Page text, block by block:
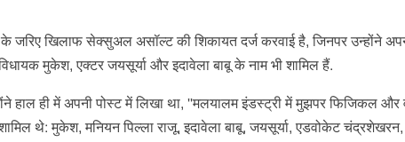
जरिए खिलाफ सेक्सुअल असॉल्ट की शिकायत दर्ज करवाई है, जिनपर उन्होंने
मुकेश, एक्टर जयसूर्या और इदावेला बाबू के नाम भी शामिल हैं.
हाल ही में अपनी पोस्ट में लिखा था, ''मलयालम इंडस्ट्री में मुझपर फिजिकल और
थे: मुकेश, मनियन पिल्ला राजू, इदावेला बाबू, जयसूर्या, एडवोकेट